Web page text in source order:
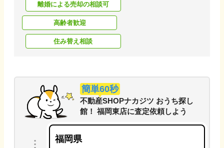
離婚による売却の相談可
高齢者歓迎
住み替え相談
簡単60秒
不動産SHOPナカジツ おうち探し
館！ 福岡東店に査定依頼しよう